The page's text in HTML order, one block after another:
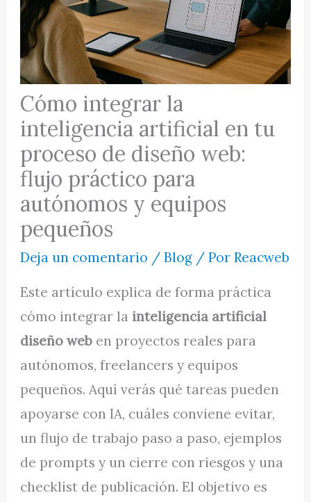
Cómo integrar la
inteligencia artificial en tu
proceso de diseño web:
flujo práctico para
autónomos y equipos
pequeños
Deja un comentario /Blog / PorReacweb
Este artículo explica de forma práctica
cómo integrar la inteligencia artificial
diseño web en proyectos reales para
autónomos, freelancers y equipos
pequeños. Aquí verás qué tareas pueden
apoyarse con IA, cuáles conviene evitar,
un flujo de trabajo paso a paso, ejemplos
de prompts y un cierre con riesgos y una
checklist de publicación. El objetivo es
MI CUENTA